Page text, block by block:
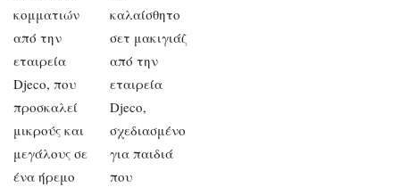
κομματιών
από την
εταιρεία
Djeco, που
προσκαλεί
μικρούς και
μεγάλους σε
ένα ήρεμο
καλαίσθητο
σετ μακιγιάζ
από την
εταιρεία
Djeco,
σχεδιασμένο
για παιδιά
που